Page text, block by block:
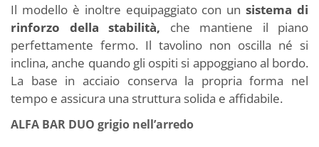
Il modello è inoltre equipaggiato con unsistema di
rinforzo della stabilità, che mantiene il piano
perfettamente fermo. Il tavolino non oscilla né si
inclina, anche quando gli ospiti si appoggiano al bordo.
La base in acciaio conserva la propria forma nel
tempo e assicura una struttura solida e affidabile.
ALFA BAR DUO grigio nell’arredo